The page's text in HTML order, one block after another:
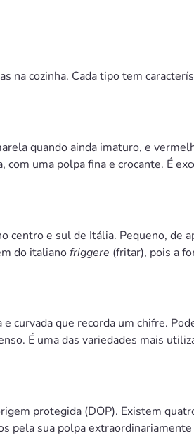
na cozinha. Cada tipo tem
quando ainda imaturo, e
uma polpa fina e crocante. É
e sul de Itália. Pequeno, de
do italianofriggere (fritar), pois a
curvada que recorda um chifre.
É uma das variedades mais
protegida (DOP). Existem
pela sua polpa